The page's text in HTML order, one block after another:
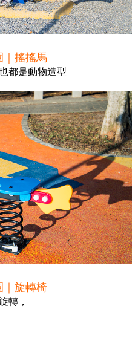
｜搖搖馬
都是動物造型
｜旋轉椅
轉，